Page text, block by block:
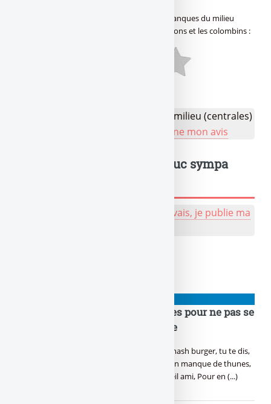
Les banques du milieu
(centrales) négocient un deal entre les fauxcons et les colombins:
👉 Votre avis sur Les banques du milieu (centrales)
Je donne mon avis
Un truc à dire ? Même un truc sympa
J'y vais, je publie ma
Gérer sa thune : 5 conseils ultimes pour ne pas se
faire smash-banquer son compte
T’as jamais un rond d’avance, Et à chaque smash burger, tu te dis,
Pourquoi c’est toujours moi qu’on relance, En manque de thunes,
ce sera toute ma vie. Voici 5 conseils d’un vieil ami, Pour en (...)